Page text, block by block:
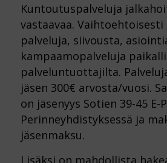
Kuntoutuspalveluja
vastaavaa.
palveluja, siivousta,
kampaamopalveluja
palveluntuottajilta.
jäsen 300€ arvosta/vuosi.
on jäsenyys Sotien 39-45 E-
Perinneyhdistyksessä ja
jäsenmaksu.
Lisäksi on mahdollista